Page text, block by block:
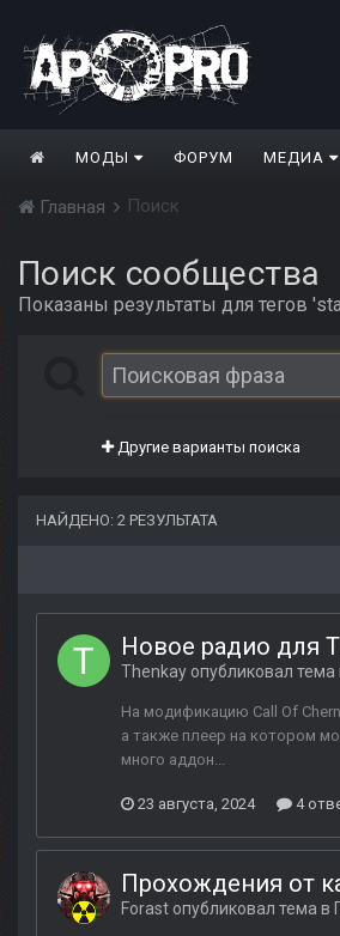
МОДЫ ФОРУМ МЕДИА
Главная Поиск
Поиск сообщества
Показаны результаты для тегов
Другие варианты поиска
НАЙДЕНО: 2 РЕЗУЛЬТАТА
Новое радио для
Thenkay опубликовал тема
На модификацию Call Of
а также плеер на котором
много аддон...
23 августа, 2024 4
Прохождения от
Forast опубликовал тема в